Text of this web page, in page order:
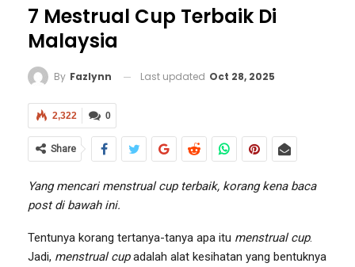
7 Mestrual Cup Terbaik Di
Malaysia
By Fazlynn Last updated Oct 28, 2025
0
2,322
Share
Yang mencari menstrual cup terbaik, korang kena baca
post di bawah ini.
Tentunya korang tertanya-tanya apa itu menstrual cup.
Jadi, menstrual cupadalah alat kesihatan yang bentuknya